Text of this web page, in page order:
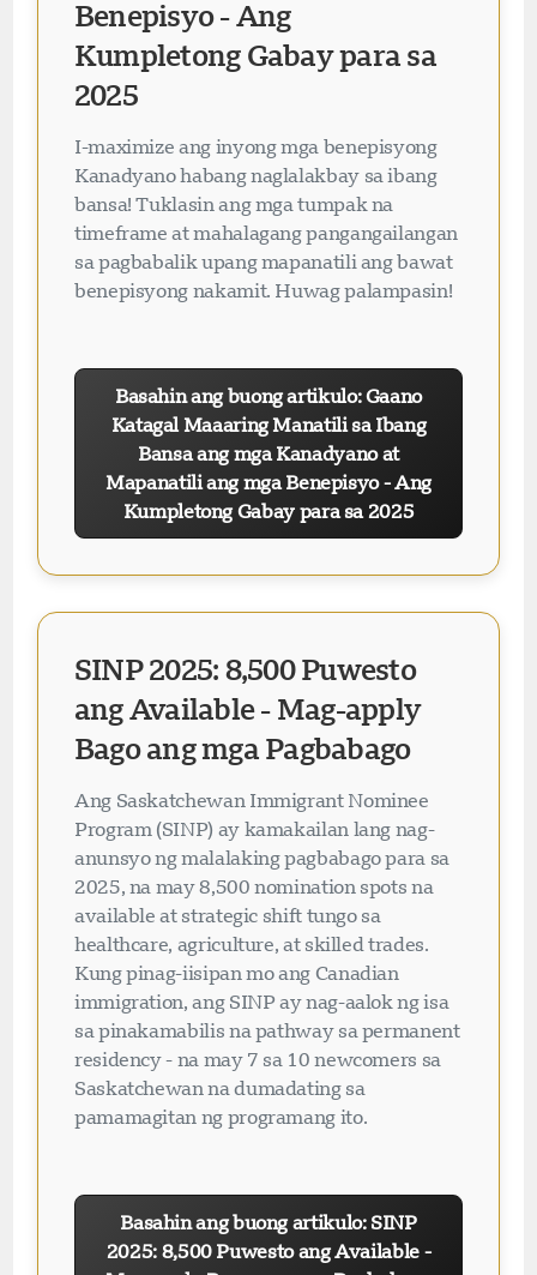
Benepisyo - Ang
Kumpletong Gabay para sa
2025
I-maximize ang inyong mga benepisyong
Kanadyano habang naglalakbay sa ibang
bansa! Tuklasin ang mga tumpak na
timeframe at mahalagang pangangailangan
sa pagbabalik upang mapanatili ang bawat
benepisyong nakamit. Huwag palampasin!
Basahin ang buong artikulo: Gaano
Katagal Maaaring Manatili sa Ibang
Bansa ang mga Kanadyano at
Mapanatili ang mga Benepisyo - Ang
Kumpletong Gabay para sa 2025
SINP 2025: 8,500 Puwesto
ang Available - Mag-apply
Bago ang mga Pagbabago
Ang Saskatchewan Immigrant Nominee
Program (SINP) ay kamakailan lang nag-
anunsyo ng malalaking pagbabago para sa
2025, na may 8,500 nomination spots na
available at strategic shift tungo sa
healthcare, agriculture, at skilled trades.
Kung pinag-iisipan mo ang Canadian
immigration, ang SINP ay nag-aalok ng isa
sa pinakamabilis na pathway sa permanent
residency - na may 7 sa 10 newcomers sa
Saskatchewan na dumadating sa
pamamagitan ng programang ito.
Basahin ang buong artikulo: SINP
2025: 8,500 Puwesto ang Available -